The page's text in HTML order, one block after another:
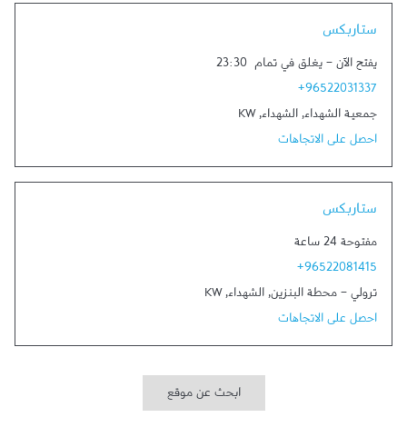
ستاربكس
يفتح الآن - يغلق في تمام 23:30
+96522031337
جمعية الشهداء, الشهداء,
KW
احصل على الاتجاهات
ستاربكس
مفتوحة 24 ساعة
+96522081415
ترولي - محطة البنزين, الشهداء,
KW
احصل على الاتجاهات
ابحث عن موقع